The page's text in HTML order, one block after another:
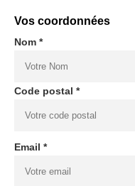
Vos coordonnées
Nom *
Code postal *
Email *